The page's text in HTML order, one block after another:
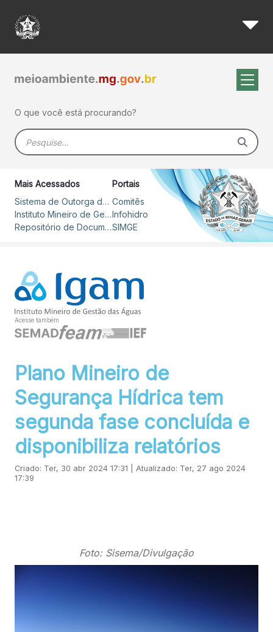
Pular para o Conteúdo principal
Plano Mineiro de Segurança
O que você está procurando?
Barra de busca
Mais Acessados
Sistema de Outorga de Direito de Uso de Recursos Hídricos – SOUT
Instituto Mineiro de Gestão das Águas
Repositório de Documentos
Portais
Comitês
Infohidro
SIMGE
Acesse também
Plano Mineiro de
Segurança Hídrica tem
segunda fase concluída e
disponibiliza relatórios
Criado: Ter, 30 abr 2024 17:31 | Atualizado: Ter, 27 ago 2024
17:39
Foto: Sisema/Divulgação